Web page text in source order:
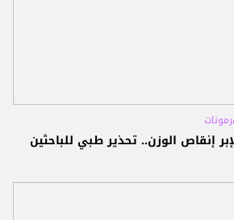
إنقاص الوزن.. تحذير طبي للباحثين